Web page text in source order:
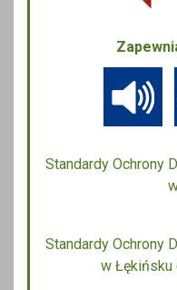
Standardy Ochrony
Standardy Ochrony
w Łękińsku